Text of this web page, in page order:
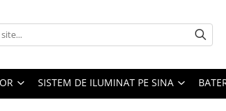
SISTEM DE ILUMINAT PE SINA